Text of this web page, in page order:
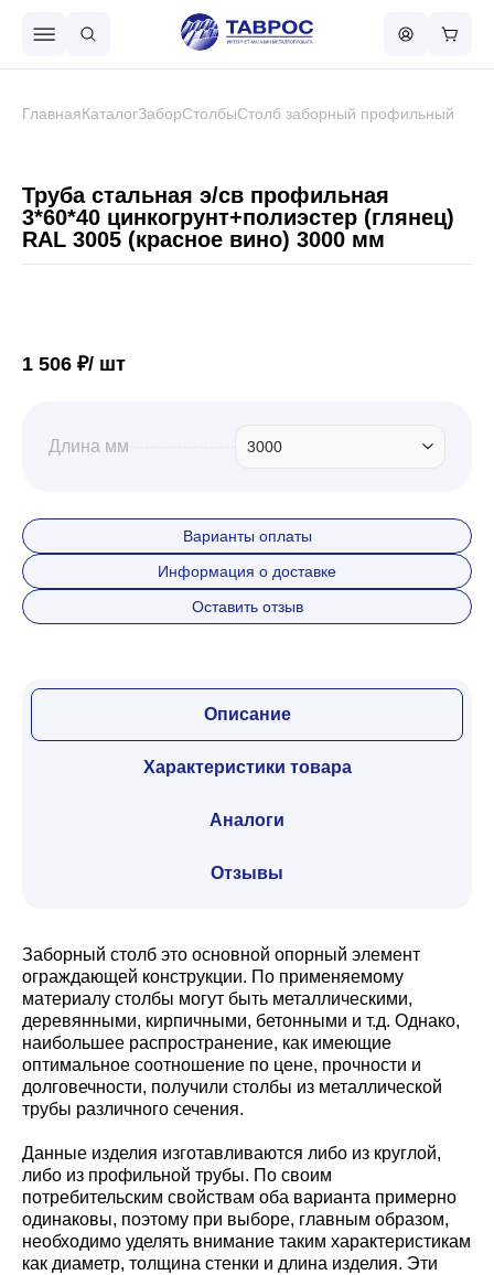
Металлочерепица
Забор
Кровля
Водосточная система
Профили для гипсокартона
ГлавнаяКаталогЗаборСтолбыСтолб заборный профильный
Труба стальная э/св профильная
3*60*40 цинкогрунт+полиэстер (глянец)
RAL 3005 (красное вино) 3000 мм
1 506 ₽/ шт
Длина мм 3000
Варианты оплаты
Информация о доставке
Оставить отзыв
Описание
Характеристики товара
Аналоги
Отзывы
Заборный столб это основной опорный элемент
ограждающей конструкции. По применяемому
материалу столбы могут быть металлическими,
деревянными, кирпичными, бетонными и т.д. Однако,
наибольшее распространение, как имеющие
оптимальное соотношение по цене, прочности и
долговечности, получили столбы из металлической
трубы различного сечения.
Данные изделия изготавливаются либо из круглой,
либо из профильной трубы. По своим
потребительским свойствам оба варианта примерно
одинаковы, поэтому при выборе, главным образом,
необходимо уделять внимание таким характеристикам
как диаметр, толщина стенки и длина изделия. Эти